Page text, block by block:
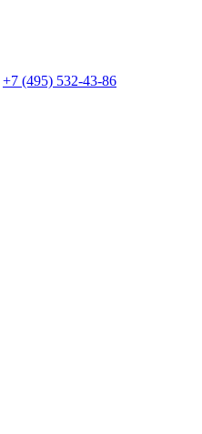
+7 (495) 532-43-86